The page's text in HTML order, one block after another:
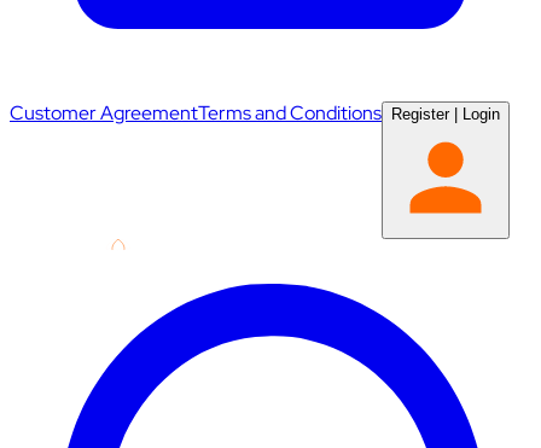
Customer AgreementTerms and Conditions Register| Login